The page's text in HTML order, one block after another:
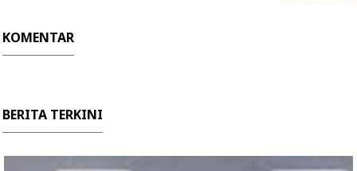
KOMENTAR
BERITA TERKINI